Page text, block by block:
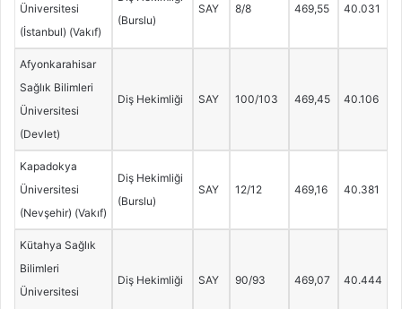
Üniversitesi
(İstanbul) (Vakıf)
(Burslu)
SAY 8/8 469,55 40.031
Afyonkarahisar
Sağlık Bilimleri
Üniversitesi
(Devlet)
Diş Hekimliği SAY 100/103 469,45 40.106
Kapadokya
Üniversitesi
(Nevşehir) (Vakıf)
Diş Hekimliği
(Burslu)
SAY 12/12 469,16 40.381
Kütahya Sağlık
Bilimleri
Üniversitesi
Diş Hekimliği SAY 90/93 469,07 40.444